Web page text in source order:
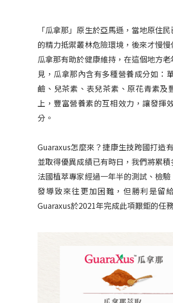
「瓜拿那」原生於亞馬遜，當地原住
的精力抵禦叢林危險環境，後來才慢
瓜拿那有助於健康維持，在這個地方
見，瓜拿那內含有多種營養成分如：
鹼、兒茶素、表兒茶素、原花青素
上，豐富營養素的互相效力，讓發揮
分。
Guaraxus怎麼來？捷康生技跨國打造
並取得優異成績已有時日，我們將累
法國植萃專家經過一年半的測試、檢
發導致來往更加困難，但勝利是留
Guaraxus於2021年完成此項艱鉅的任務